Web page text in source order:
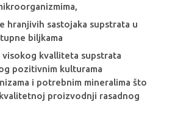
hranjivih sastojaka supstrata u
biljkama
visokog kvalliteta supstrata
pozitivnim kulturama
i potrebnim mineralima što
proizvodnji rasadnog